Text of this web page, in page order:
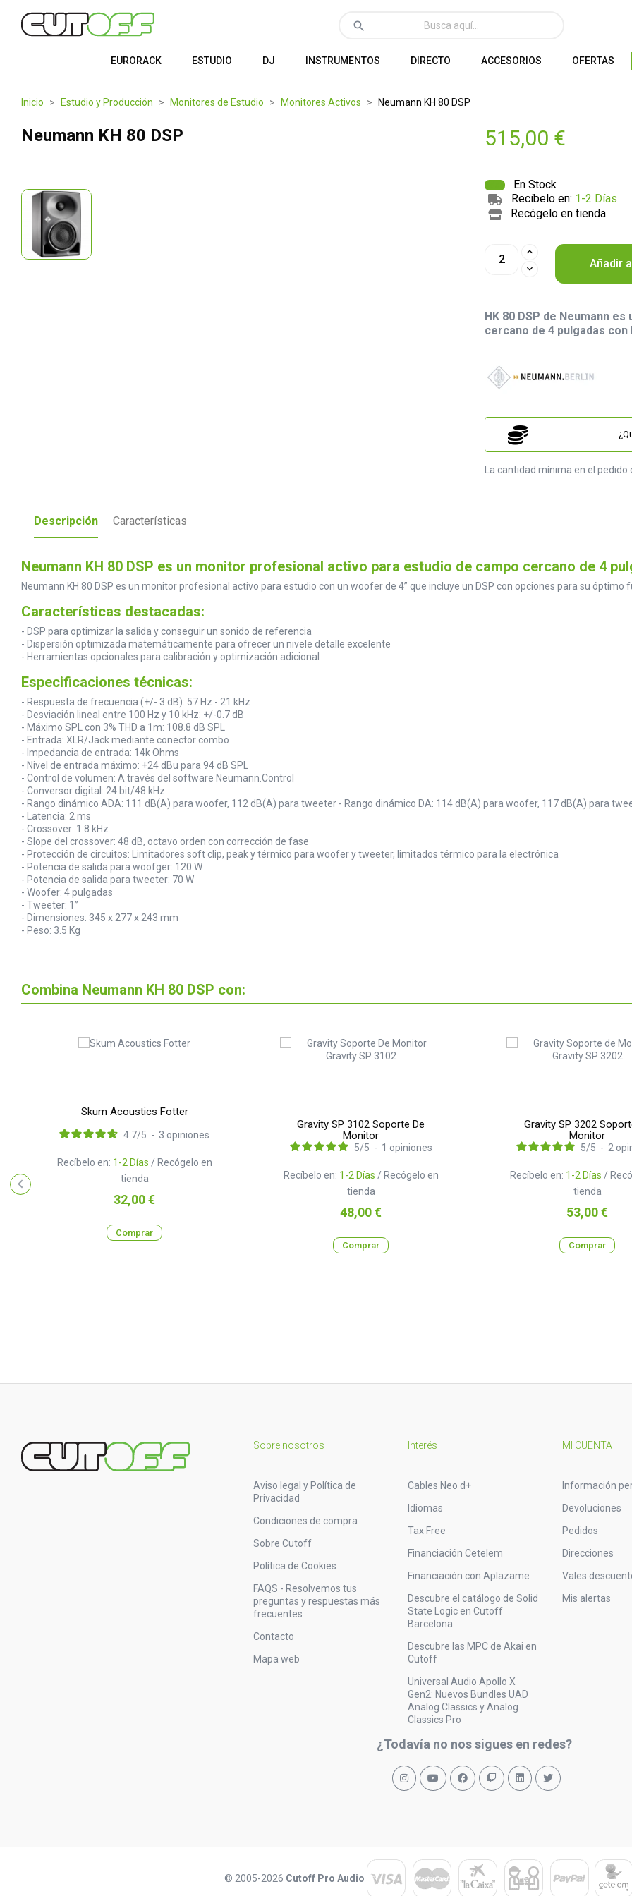
search
EURORACK ESTUDIO DJ INSTRUMENTOS DIRECTO ACCESORIOS OFERTAS
Inicio Estudio y Producción Monitores de Estudio Monitores Activos Neumann KH 80 DSP
Neumann KH 80 DSP 515,00 €
En Stock
Recíbelo en: 1-2 Días
Recógelo en tienda
Añadir
HK 80 DSP de Neumann
cercano de 4 pulgadas con
La cantidad mínima en el
Descripción Características
Neumann KH 80 DSP es un monitor profesional activo para estudio de campo cercano de 4
Neumann KH 80 DSP es un monitor profesional activo para estudio con un woofer de 4” que incluye un DSP con opciones para su
Características destacadas:
- DSP para optimizar la salida y conseguir un sonido de referencia
- Dispersión optimizada matemáticamente para ofrecer un nivele detalle excelente
- Herramientas opcionales para calibración y optimización adicional
Especificaciones técnicas:
- Respuesta de frecuencia (+/- 3 dB): 57 Hz - 21 kHz
- Desviación lineal entre 100 Hz y 10 kHz: +/-0.7 dB
- Máximo SPL con 3% THD a 1m: 108.8 dB SPL
- Entrada: XLR/Jack mediante conector combo
- Impedancia de entrada: 14k Ohms
- Nivel de entrada máximo: +24 dBu para 94 dB SPL
- Control de volumen: A través del software Neumann.Control
- Conversor digital: 24 bit/48 kHz
- Rango dinámico ADA: 111 dB(A) para woofer, 112 dB(A) para tweeter - Rango dinámico DA: 114 dB(A) para woofer, 117 dB(A) para
- Latencia: 2 ms
- Crossover: 1.8 kHz
- Slope del crossover: 48 dB, octavo orden con corrección de fase
- Protección de circuitos: Limitadores soft clip, peak y térmico para woofer y tweeter, limitados térmico para la electrónica
- Potencia de salida para woofger: 120 W
- Potencia de salida para tweeter: 70 W
- Woofer: 4 pulgadas
- Tweeter: 1”
- Dimensiones: 345 x 277 x 243 mm
- Peso: 3.5 Kg
Combina Neumann KH 80 DSP con:
Skum Acoustics Fotter
Recíbelo en: 1-2 Días / Recógelo en
tienda
4.7/5 - 3 opiniones
Precio
32,00 €
Comprar
Gravity SP 3102 Soporte De
Monitor
Recíbelo en: 1-2 Días / Recógelo en
tienda
5/5 - 1 opiniones
Precio
48,00 €
Comprar
Gravity SP 3202
Monitor
Recíbelo en: 1-2 Días /
tienda
5/5 - 2
Precio
53,00 €
Comprar
Sobre nosotros
Aviso legal y Política de
Privacidad
Condiciones de compra
Sobre Cutoff
Política de Cookies
FAQS - Resolvemos tus
preguntas y respuestas más
frecuentes
Contacto
Mapa web
Interés
Cables Neo d+
Idiomas
Tax Free
Financiación Cetelem
Financiación con Aplazame
Descubre el catálogo de Solid
State Logic en Cutoff
Barcelona
Descubre las MPC de Akai en
Cutoff
Universal Audio Apollo X
Gen2: Nuevos Bundles UAD
Analog Classics y Analog
Classics Pro
MI CUENTA
Información
Devoluciones
Pedidos
Direcciones
Vales
Mis alertas
¿Todavía no nos sigues en redes?
© 2005-2026 Cutoff Pro Audio